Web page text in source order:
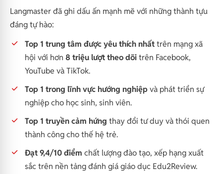
Langmaster đã ghi dấu ấn mạnh mẽ với những thành tựu
đáng tự hào:
Top 1 trung tâm được yêu thích nhấttrên mạng xã
hội với hơn 8 triệu lượt theo dõitrên Facebook,
YouTube và TikTok.
Top 1 trong lĩnh vực hướng nghiệpvà phát triển sự
nghiệp cho học sinh, sinh viên.
Top 1 truyền cảm hứng thay đổi tư duy và thói quen
thành công cho thế hệ trẻ.
Đạt 9,4/10 điểm chất lượng đào tạo, xếp hạng xuất
sắc trên nền tảng đánh giá giáo dục Edu2Review.